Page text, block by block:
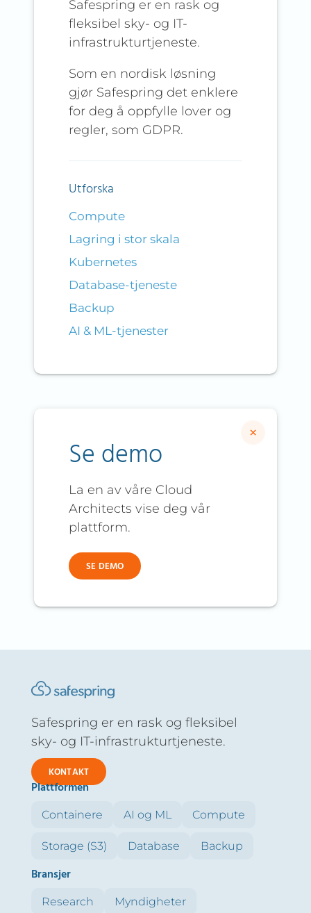
Safespring er en rask og
fleksibel sky- og IT-
infrastrukturtjeneste.
Som en nordisk løsning
gjør Safespring det enklere
for deg å oppfylle lover og
regler, som GDPR.
Utforska
Compute
Lagring i stor skala
Kubernetes
Database-tjeneste
Backup
AI & ML-tjenester
Se demo
La en av våre Cloud
Architects vise deg vår
plattform.
SE DEMO
×
Safespring er en rask og fleksibel
sky- og IT-infrastrukturtjeneste.
KONTAKT
Plattformen
Containere AI og ML Compute
Storage (S3) Database Backup
Bransjer
Research Myndigheter